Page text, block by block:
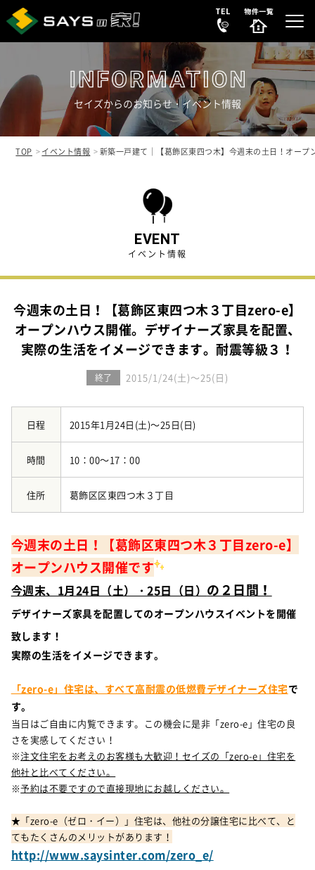
REASON
選ばれる理由
NEW HOUSE
販売中の新築分譲住宅
SECONDHAND
販売中の中古リノベ物件
COMPANY
会社案内
お知らせ
新着情報
イベント情報
スタッフブログ
建築実例
オーナーズボイス
動画ギャラリー
家づくりワークショップ
オーナーズ
耐震等級3の家づくり
「したまち未来活用」～不動産売却相談室～
サイトマップ
セイズからのお知らせ・イベント情報
TOP イベント情報 新築一戸建て｜【葛飾区東四つ木】今週末の土日！オープ
EVENT
イベント情報
今週末の土日！【葛飾区東四つ木３丁目zero-e】
オープンハウス開催。デザイナーズ家具を配置、
実際の生活をイメージできます。耐震等級３！
終了 2015/1/24(土)～25(日)
日程 2015年1月24日(土)～25日(日)
時間 10：00～17：00
住所 葛飾区区東四つ木３丁目
今週末の土日！【葛飾区東四つ木３丁目zero-e】
オープンハウス開催です
今週末、1月24日（土）・25日（日） の２日間！
デザイナーズ家具を配置してのオープンハウスイベントを開催
致します！
実際の生活をイメージできます。
「zero-e」住宅は、すべて高耐震の低燃費デザイナーズ住宅で
す。
当日はご自由に内覧できます。この機会に是非「zero-e」住宅の良
さを実感してください！
※注文住宅をお考えのお客様も大歓迎！セイズの「zero-e」住宅を
他社と比べてください。
※予約は不要ですので直接現地にお越しください。
★「zero-e（ゼロ・イー）」住宅は、他社の分譲住宅に比べて、と
てもたくさんのメリットがあります！
http://www.saysinter.com/zero_e/